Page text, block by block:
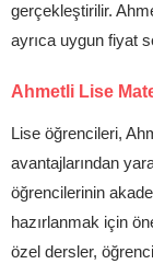
gerçekleştirilir.
ayrıca uygun fiyat
Ahmetli Lise
Lise öğrencileri,
avantajlarından
öğrencilerinin
hazırlanmak için
özel dersler,